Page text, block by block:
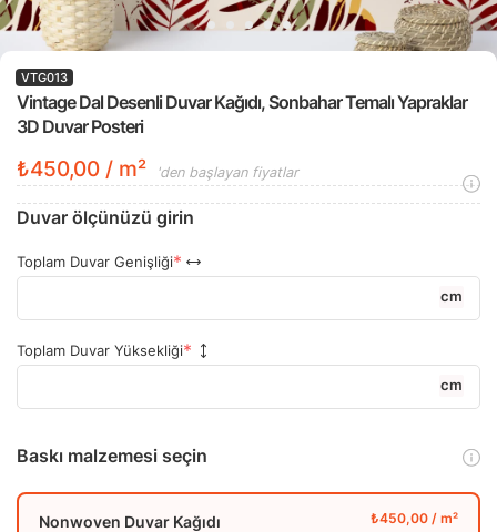
Vintage Dal Desenli Duvar Kağıdı, Sonbahar Temalı Yapraklar
3D Duvar Posteri
VTG013
₺450,00 / m² 'den başlayan fiyatlar
Duvar ölçünüzü girin
Toplam Duvar Genişliği
cm
Toplam Duvar Yüksekliği
cm
Baskı malzemesi seçin
Nonwoven Duvar Kağıdı